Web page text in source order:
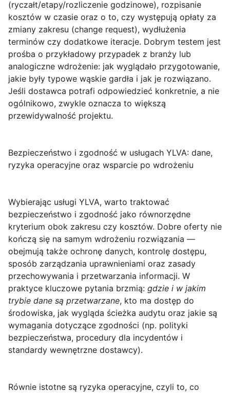
(ryczałt/etapy/rozliczenie godzinowe), rozpisanie
kosztów w czasie oraz o to, czy występują opłaty za
zmiany zakresu (change request), wydłużenia
terminów czy dodatkowe iteracje. Dobrym testem jest
prośba o przykładowy przypadek z branży lub
analogiczne wdrożenie: jak wyglądało przygotowanie,
jakie były typowe wąskie gardła i jak je rozwiązano.
Jeśli dostawca potrafi odpowiedzieć konkretnie, a nie
ogólnikowo, zwykle oznacza to większą
przewidywalność projektu.
Bezpieczeństwo i zgodność w usługach YLVA: dane,
ryzyka operacyjne oraz wsparcie po wdrożeniu
Wybierając usługi YLVA, warto traktować
bezpieczeństwo i zgodność jako równorzędne
kryterium obok zakresu czy kosztów. Dobre oferty nie
kończą się na samym wdrożeniu rozwiązania —
obejmują także ochronę danych, kontrolę dostępu,
sposób zarządzania uprawnieniami oraz zasady
przechowywania i przetwarzania informacji. W
praktyce kluczowe pytania brzmią: gdzie i w jakim
trybie dane są przetwarzane, kto ma dostęp do
środowiska, jak wygląda ścieżka audytu oraz jakie są
wymagania dotyczące zgodności (np. polityki
bezpieczeństwa, procedury dla incydentów i
standardy wewnętrzne dostawcy).
Równie istotne są ryzyka operacyjne, czyli to, co